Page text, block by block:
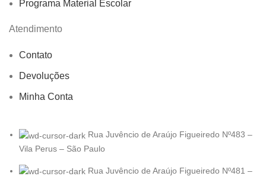
Programa Material Escolar
Atendimento
Contato
Devoluções
Minha Conta
Rua Juvêncio de Araújo Figueiredo Nº483 –
Vila Perus – São Paulo
Rua Juvêncio de Araújo Figueiredo Nº481 –